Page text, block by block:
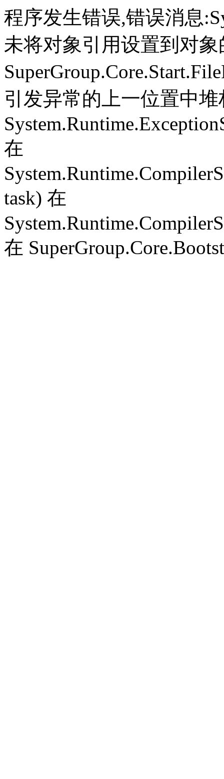
程序发生错误,错误消息
未将对象引用设置到对
引发异常的上一位置中
在
task) 在
在